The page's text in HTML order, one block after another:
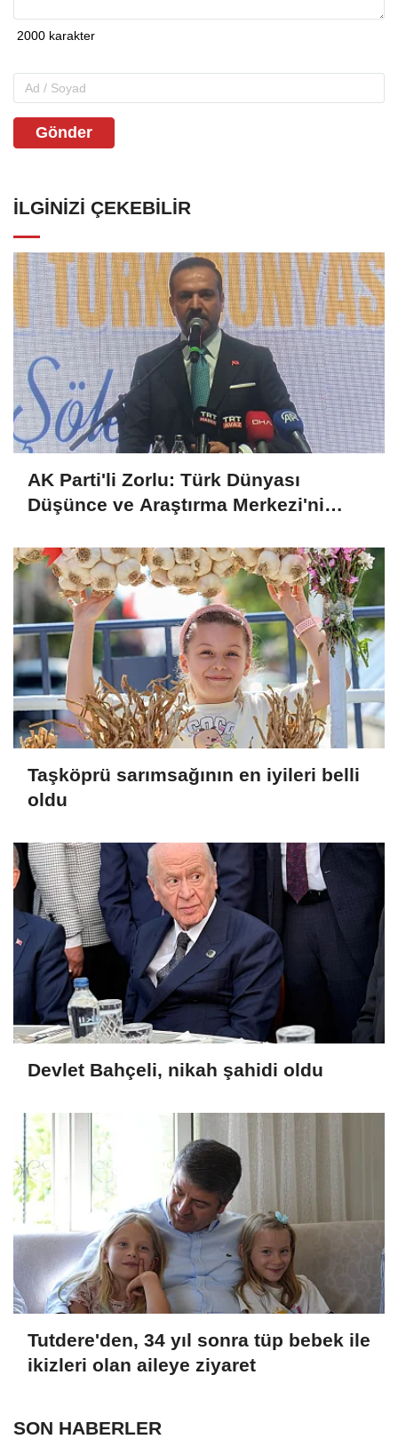
Gönder
İLGINIZI ÇEKEBILIR
AK Parti'li Zorlu: Türk Dünyası
Düşünce ve Araştırma Merkezi'ni
Taşköprü sarımsağının en iyileri belli
oldu
Devlet Bahçeli, nikah şahidi oldu
Tutdere'den, 34 yıl sonra tüp bebek ile
ikizleri olan aileye ziyaret
SON HABERLER